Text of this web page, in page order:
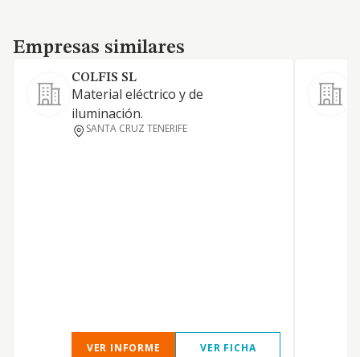
Empresas similares
Empresas similares
COLFIS SL
Material eléctrico y de
iluminación.
SANTA CRUZ TENERIFE
VER INFORME VER FICHA